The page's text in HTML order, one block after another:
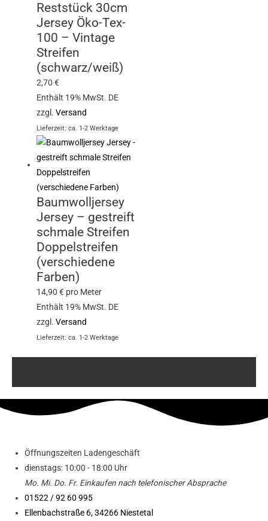
Reststück 30cm
Jersey Öko-Tex-
100 – Vintage
Streifen
(schwarz/weiß)
2,70€
Enthält 19% MwSt. DE
zzgl.Versand
Lieferzeit: ca. 1-2 Werktage
Baumwolljersey
Jersey – gestreift
schmale Streifen
Doppelstreifen
(verschiedene
Farben)
14,90€ pro Meter
Enthält 19% MwSt. DE
zzgl.Versand
Lieferzeit: ca. 1-2 Werktage
Öffnungszeiten Ladengeschäft
dienstags: 10:00 - 18:00 Uhr
Mo. Mi. Do. Fr. Einkaufen nach telefonischer Absprache
01522 / 92 60 995
Ellenbachstraße 6, 34266 Niestetal